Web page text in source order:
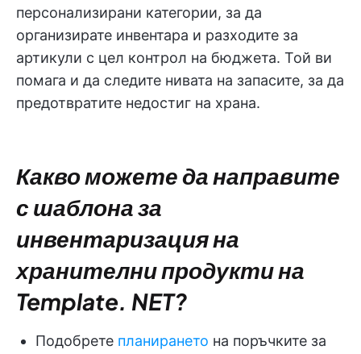
персонализирани категории, за да
организирате инвентара и разходите за
артикули с цел контрол на бюджета. Той ви
помага и да следите нивата на запасите, за да
предотвратите недостиг на храна.
Какво можете да направите
с шаблона за
инвентаризация на
хранителни продукти на
Template. NET?
Подобрете планирането на поръчките за